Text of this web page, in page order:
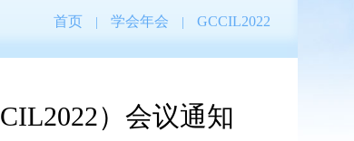
首页 学会年会 GCCIL2022
）会议通知